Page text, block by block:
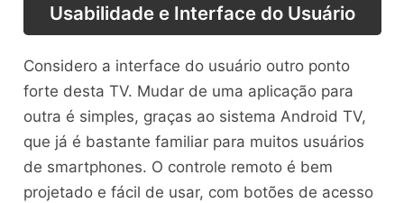
Usabilidade e Interface do Usuário
Considero a interface do usuário outro ponto
forte desta TV. Mudar de uma aplicação para
outra é simples, graças ao sistema Android TV,
que já é bastante familiar para muitos usuários
de smartphones. O controle remoto é bem
projetado e fácil de usar, com botões de acesso